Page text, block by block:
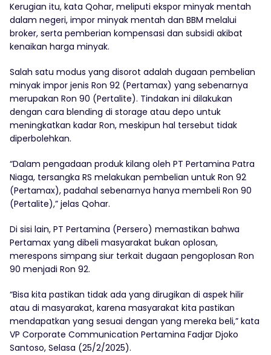
Kerugian itu, kata Qohar, meliputi ekspor minyak mentah
dalam negeri, impor minyak mentah dan BBM melalui
broker, serta pemberian kompensasi dan subsidi akibat
kenaikan harga minyak.
Salah satu modus yang disorot adalah dugaan pembelian
minyak impor jenis Ron 92 (Pertamax) yang sebenarnya
merupakan Ron 90 (Pertalite). Tindakan ini dilakukan
dengan cara blending di storage atau depo untuk
meningkatkan kadar Ron, meskipun hal tersebut tidak
diperbolehkan.
“Dalam pengadaan produk kilang oleh PT Pertamina Patra
Niaga, tersangka RS melakukan pembelian untuk Ron 92
(Pertamax), padahal sebenarnya hanya membeli Ron 90
(Pertalite),” jelas Qohar.
Di sisi lain, PT Pertamina (Persero) memastikan bahwa
Pertamax yang dibeli masyarakat bukan oplosan,
merespons simpang siur terkait dugaan pengoplosan Ron
90 menjadi Ron 92.
“Bisa kita pastikan tidak ada yang dirugikan di aspek hilir
atau di masyarakat, karena masyarakat kita pastikan
mendapatkan yang sesuai dengan yang mereka beli,” kata
VP Corporate Communication Pertamina Fadjar Djoko
Santoso, Selasa (25/2/2025).